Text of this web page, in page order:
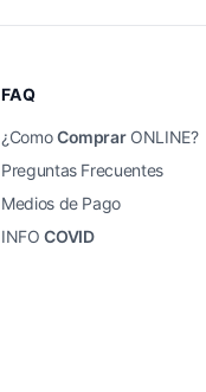
FAQ
¿ComoComprarONLINE?
Preguntas Frecuentes
Medios de Pago
INFOCOVID